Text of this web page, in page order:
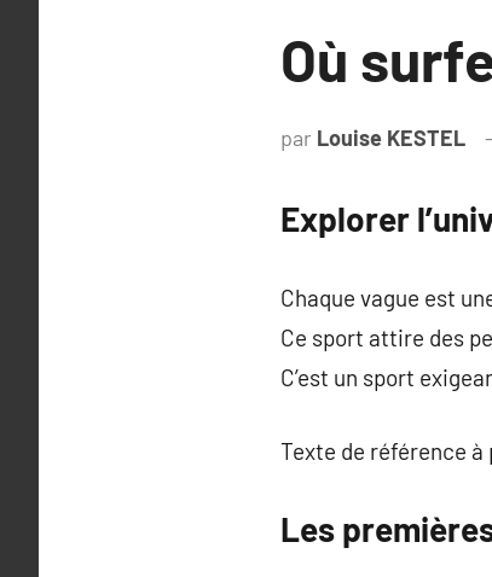
Où
par Louise KESTEL
Explorer
Chaque vague est
Ce sport attire des
C’est un sport
Texte de référence à
Les